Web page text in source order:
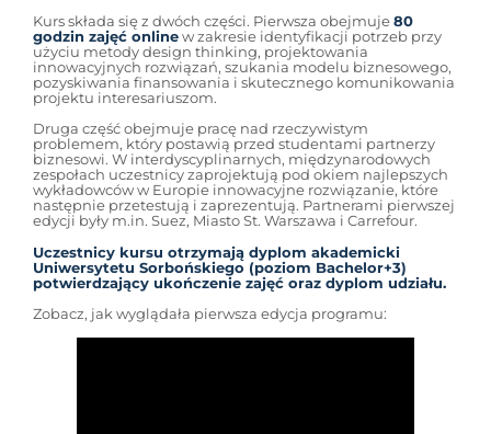
Kurs składa się z dwóch części. Pierwsza obejmuje 80
godzin zajęć online w zakresie identyfikacji potrzeb przy
użyciu metody design thinking, projektowania
innowacyjnych rozwiązań, szukania modelu biznesowego,
pozyskiwania finansowania i skutecznego komunikowania
projektu interesariuszom.
Druga część obejmuje pracę nad rzeczywistym
problemem, który postawią przed studentami partnerzy
biznesowi. W interdyscyplinarnych, międzynarodowych
zespołach uczestnicy zaprojektują pod okiem najlepszych
wykładowców w Europie innowacyjne rozwiązanie, które
następnie przetestują i zaprezentują. Partnerami pierwszej
edycji były m.in. Suez, Miasto St. Warszawa i Carrefour.
Uczestnicy kursu otrzymają dyplom akademicki
Uniwersytetu Sorbońskiego (poziom Bachelor+3)
potwierdzający ukończenie zajęć oraz dyplom udziału.
Zobacz, jak wyglądała pierwsza edycja programu: